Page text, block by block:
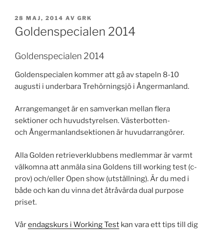
PUBLICERAT
28 MAJ, 2014 AV GRK
Goldenspecialen 2014
Goldenspecialen 2014
Goldenspecialen kommer att gå av stapeln 8-10
augusti i underbara Trehörningsjö i Ångermanland.
Arrangemanget är en samverkan mellan flera
sektioner och huvudstyrelsen. Västerbotten-
och Ångermanlandsektionen är huvudarrangörer.
Alla Golden retrieverklubbens medlemmar är varmt
välkomna att anmäla sina Goldens till working test (c-
prov) och/eller Open show (utställning). Är du med i
både och kan du vinna det åtråvärda dual purpose
priset.
Vårendagskurs i Working Test kan vara ett tips till dig